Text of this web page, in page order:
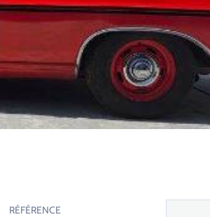
RÉFÉRENCE